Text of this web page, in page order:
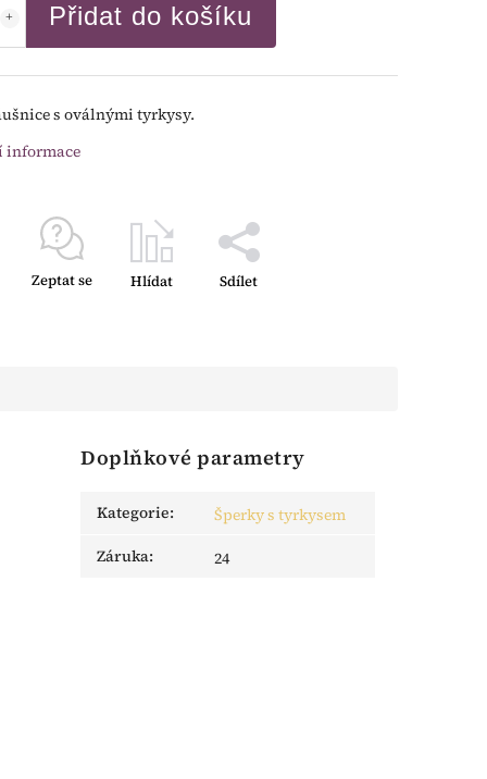
Přidat do košíku
s oválnými tyrkysy.
informace
Zeptat se Hlídat Sdílet
Doplňkové parametry
Kategorie:
Šperky s tyrkysem
Záruka: 24